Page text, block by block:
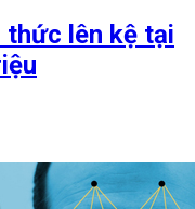
thức lên kệ tại